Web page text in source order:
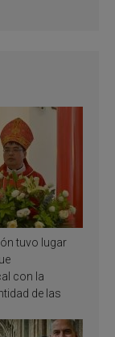
tuvo lugar
con la
de las